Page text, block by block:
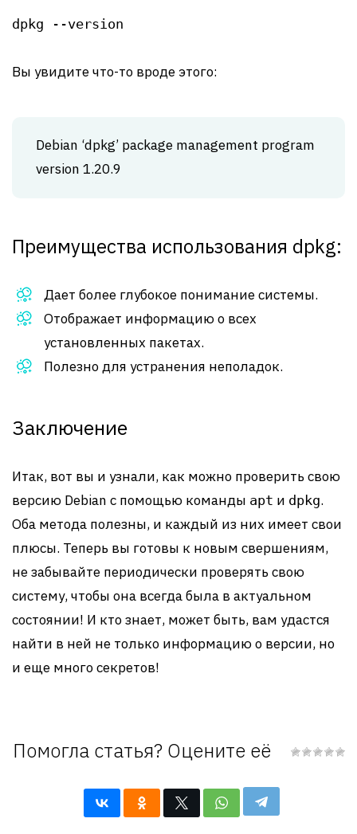
dpkg --version
Вы увидите что-то вроде этого:
Debian ‘dpkg’ package management program
version 1.20.9
Преимущества использования dpkg:
Дает более глубокое понимание системы.
Отображает информацию о всех
установленных пакетах.
Полезно для устранения неполадок.
Заключение
Итак, вот вы и узнали, как можно проверить свою
версию Debian с помощью команды apt и dpkg.
Оба метода полезны, и каждый из них имеет свои
плюсы. Теперь вы готовы к новым свершениям,
не забывайте периодически проверять свою
систему, чтобы она всегда была в актуальном
состоянии! И кто знает, может быть, вам удастся
найти в ней не только информацию о версии, но
и еще много секретов!
Помогла статья? Оцените её